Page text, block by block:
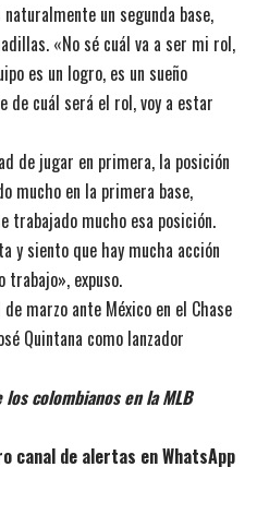
un segunda base,
«No sé cuál va a ser mi rol,
es un logro, es un sueño
de cuál será el rol, voy a estar
de jugar en primera, la posición
mucho en la primera base,
trabajado mucho esa posición.
y siento que hay mucha acción
trabajo», expuso.
marzo ante México en el Chase
Quintana como lanzador
colombianos en la MLB
canal de alertas en WhatsApp